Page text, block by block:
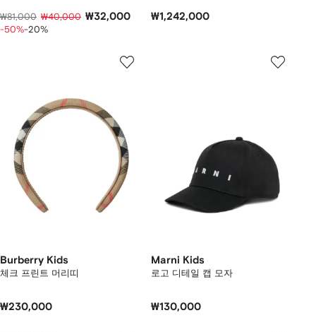
₩81,000 ₩40,000 ₩32,000
-50%-20%
₩1,242,000
Burberry Kids
체크 프린트 머리띠
₩230,000
Marni Kids
로고 디테일 캡 모자
₩130,000